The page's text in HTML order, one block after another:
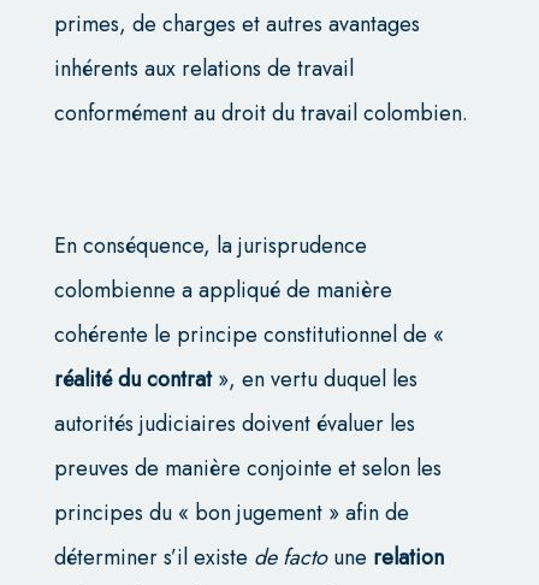
primes, de charges et autres avantages
inhérents aux relations de travail
conformément au droit du travail colombien.
En conséquence, la jurisprudence
colombienne a appliqué de manière
cohérente le principe constitutionnel de «
réalité du contrat», en vertu duquel les
autorités judiciaires doivent évaluer les
preuves de manière conjointe et selon les
principes du « bon jugement » afin de
déterminer s’il existe de factoune relation